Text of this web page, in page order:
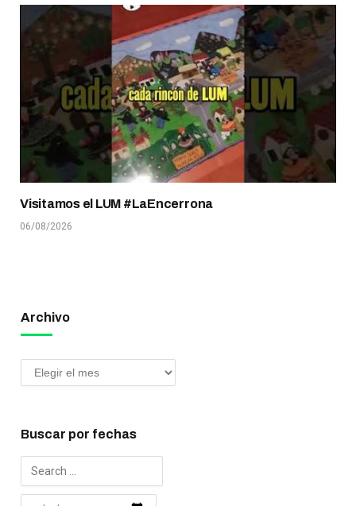
Visitamos el LUM #LaEncerrona
06/08/2026
Archivo
Buscar por fechas